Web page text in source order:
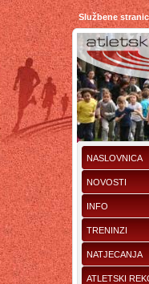
Službene
NASLOVNICA
NOVOSTI
INFO
TRENINZI
NATJECANJA
ATLETSKI